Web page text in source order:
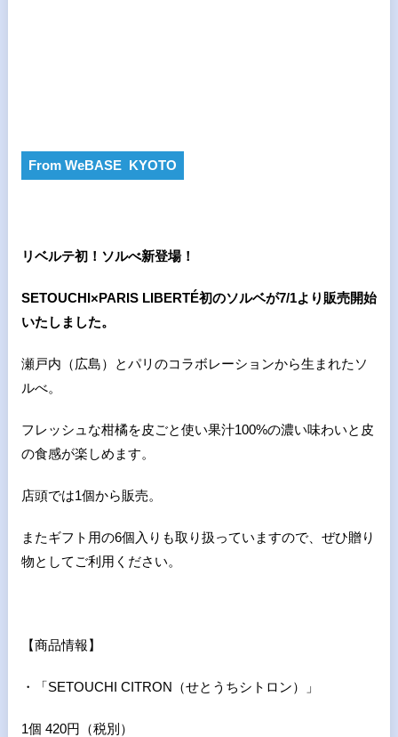
From WeBASE KYOTO
リベルテ初！ソルべ新登場！
SETOUCHI×PARIS LIBERTÉ初のソルベが7/1より販売開始
いたしました。
瀬戸内（広島）とパリのコラボレーションから生まれたソ
ルべ。
フレッシュな柑橘を皮ごと使い果汁100%の濃い味わいと皮
の食感が楽しめます。
店頭では1個から販売。
またギフト用の6個入りも取り扱っていますので、ぜひ贈り
物としてご利用ください。
【商品情報】
・「SETOUCHI CITRON（せとうちシトロン）」
1個 420円（税別）